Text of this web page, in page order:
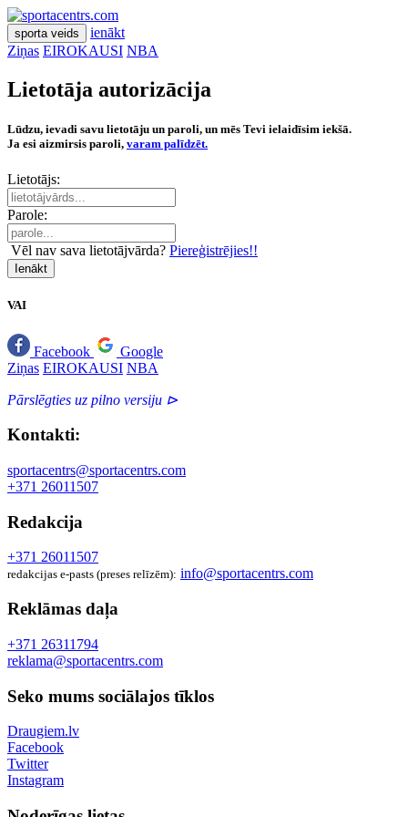
sporta veids
ienākt
Ziņas EIROKAUSI NBA
Lietotāja autorizācija
Lūdzu, ievadi savu lietotāju un paroli, un mēs Tevi ielaidīsim iekšā.
Ja esi aizmirsis paroli, varam palīdzēt.
Lietotājs:
Parole:
Vēl nav sava lietotājvārda? Piereģistrējies!!
Ienākt
VAI
Facebook
Google
Ziņas EIROKAUSI NBA
Pārslēgties uz pilno versiju ⊳
Kontakti:
sportacentrs@sportacentrs.com
+371 26011507
Redakcija
+371 26011507
redakcijas e-pasts (preses relīzēm): info@sportacentrs.com
Reklāmas daļa
+371 26311794
reklama@sportacentrs.com
Seko mums sociālajos tīklos
Draugiem.lv
Facebook
Twitter
Instagram